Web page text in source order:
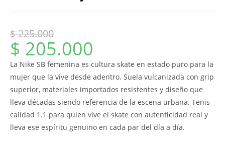
$225.000
$ 205.000
La Nike SB femenina es cultura skate en estado puro para la
mujer que la vive desde adentro. Suela vulcanizada con grip
superior, materiales importados resistentes y diseño que
lleva décadas siendo referencia de la escena urbana. Tenis
calidad 1.1 para quien vive el skate con autenticidad real y
lleva ese espíritu genuino en cada par del día a día.